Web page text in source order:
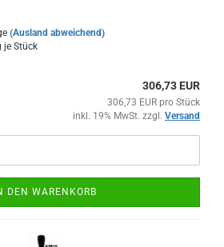
(Ausland abweichend)
je Stück
306,73 EUR
306,73 EUR pro Stück
inkl. 19% MwSt. zzgl. Versand
DEN WARENKORB